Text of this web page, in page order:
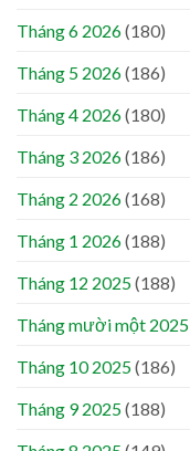
Tháng 6 2026(180)
Tháng 5 2026(186)
Tháng 4 2026(180)
Tháng 3 2026(186)
Tháng 2 2026(168)
Tháng 1 2026(188)
Tháng 12 2025(188)
Tháng mười một 2025
Tháng 10 2025(186)
Tháng 9 2025(188)